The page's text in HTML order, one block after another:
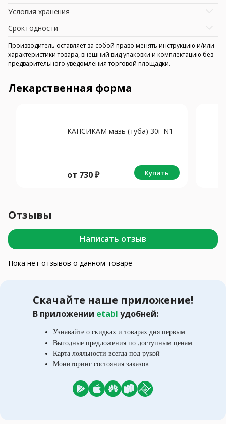
Условия хранения
Срок годности
Производитель оставляет за собой право менять инструкцию и/или
характеристики товара, внешний вид упаковки и комплектацию без
предварительного уведомления торговой площадки.
Лекарственная форма
КАПСИКАМ мазь (туба) 30г N1
от 730₽ Купить
Отзывы
Написать отзыв
Пока нет отзывов о данном товаре
Скачайте наше приложение!
В приложении etabl удобней:
Узнавайте о скидках и товарах дня первым
Выгодные предложения по доступным ценам
Карта лояльности всегда под рукой
Мониторинг состояния заказов